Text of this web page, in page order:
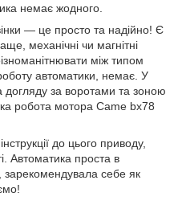
немає жодного.
— це просто та надійно! Є
механічні чи магнітні
між типом
автоматики, немає. У
догляду за воротами та зоною
робота мотора Came bx78
до цього приводу,
Автоматика проста в
зарекомендувала себе як